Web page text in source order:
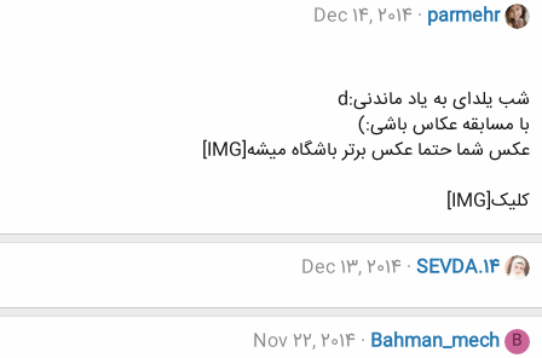
parmehr
Dec 14, 2014
شب یلدای به یاد ماندنی:d
با مسابقه عکاس باشی:)
عکس شما حتما عکس برتر باشگاه میشه[IMG]
کلیک[IMG]
SEVDA.14
Dec 13, 2014
B
Bahman_mech
Nov 22, 2014